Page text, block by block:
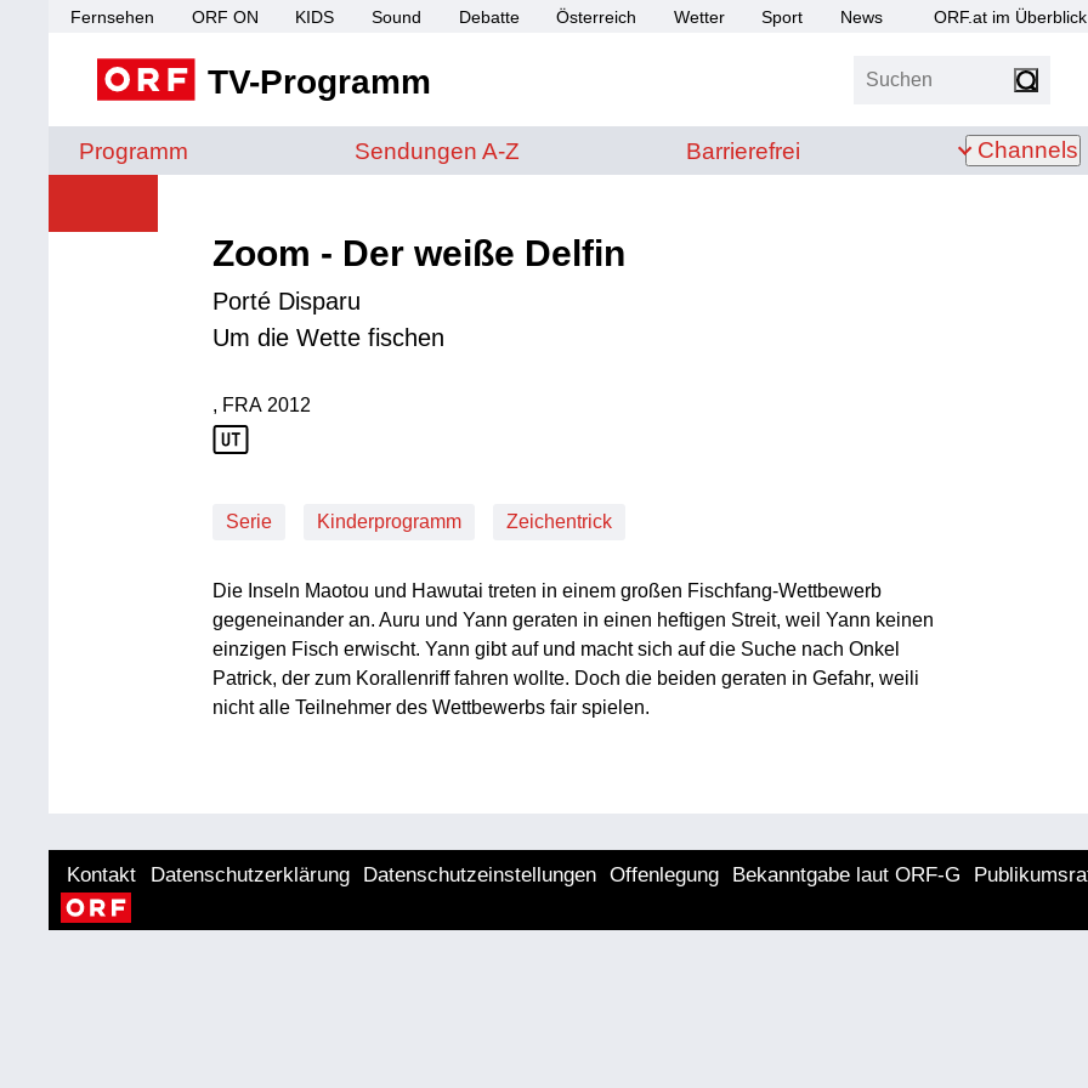
Fernsehen ORF ON KIDS Sound Debatte Österreich Wetter Sport News ORF.at im Überblick
TV-Programm Suchen
Programm Sendungen von A bis Z
Sendungen A-Z Barrierefrei
Barrierefrei Channels
Zoom - Der weiße Delfin
Porté Disparu
Um die Wette fischen
Produktionsland: FRA
, FRA
Produktionsjahr: 2012
2012
Serie Kinderprogramm Zeichentrick
Die Inseln Maotou und Hawutai treten in einem großen Fischfang-Wettbewerb
gegeneinander an. Auru und Yann geraten in einen heftigen Streit, weil Yann keinen
einzigen Fisch erwischt. Yann gibt auf und macht sich auf die Suche nach Onkel
Patrick, der zum Korallenriff fahren wollte. Doch die beiden geraten in Gefahr, weili
nicht alle Teilnehmer des Wettbewerbs fair spielen.
Kontakt Datenschutzerklärung Datenschutzeinstellungen Offenlegung Bekanntgabe laut ORF-G